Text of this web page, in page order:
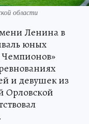
области
Ленина в
юных
Чемпионов»
и девушек из
Орловской